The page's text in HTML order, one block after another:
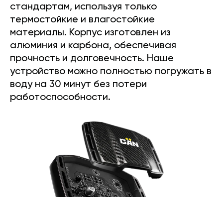
стандартам, используя только
термостойкие и влагостойкие
материалы. Корпус изготовлен из
алюминия и карбона, обеспечивая
прочность и долговечность. Наше
устройство можно полностью погружать в
воду на 30 минут без потери
работоспособности.